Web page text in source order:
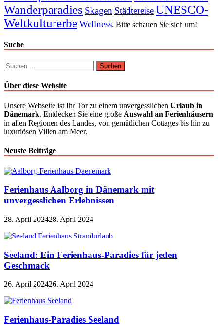
Wanderparadies Skagen StädtereiseUNESCO-
WeltkulturerbeWellness. Bitte schauen Sie sich um!
Suche
Suchen
nach:
Über diese Website
Unsere Webseite ist Ihr Tor zu einem unvergesslichen Urlaub in
Dänemark. Entdecken Sie eine große Auswahl an Ferienhäusern
in allen Regionen des Landes, von gemütlichen Cottages bis hin zu
luxuriösen Villen am Meer.
Neuste Beiträge
Ferienhaus Aalborg in Dänemark mit
unvergesslichen Erlebnissen
28. April 202428. April 2024
Seeland: Ein Ferienhaus-Paradies für jeden
Geschmack
26. April 202426. April 2024
Ferienhaus-Paradies Seeland